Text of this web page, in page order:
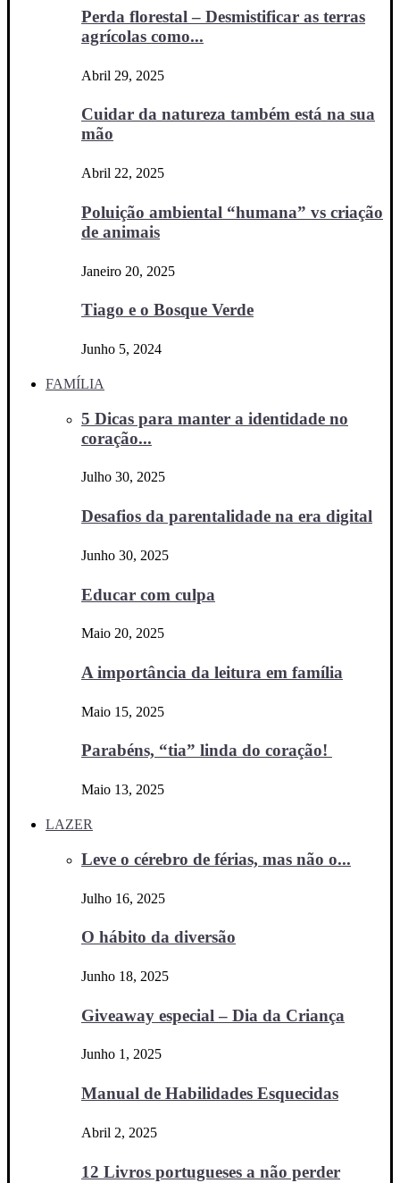
Perda florestal – Desmistificar as terras
agrícolas como...
Abril 29, 2025
Cuidar da natureza também está na sua
mão
Abril 22, 2025
Poluição ambiental “humana” vs criação
de animais
Janeiro 20, 2025
Tiago e o Bosque Verde
Junho 5, 2024
FAMÍLIA
5 Dicas para manter a identidade no
coração...
Julho 30, 2025
Desafios da parentalidade na era digital
Junho 30, 2025
Educar com culpa
Maio 20, 2025
A importância da leitura em família
Maio 15, 2025
Parabéns, “tia” linda do coração!
Maio 13, 2025
LAZER
Leve o cérebro de férias, mas não o...
Julho 16, 2025
O hábito da diversão
Junho 18, 2025
Giveaway especial – Dia da Criança
Junho 1, 2025
Manual de Habilidades Esquecidas
Abril 2, 2025
12 Livros portugueses a não perder